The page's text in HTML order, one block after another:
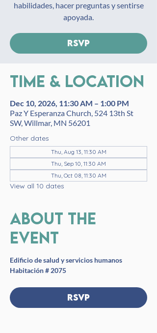
habilidades, hacer preguntas y sentirse
apoyada.
RSVP
Time & Location
Dec 10, 2026, 11:30 AM – 1:00 PM
Paz Y Esperanza Church, 524 13th St
SW, Willmar, MN 56201
Other dates
Thu, Aug 13, 11:30 AM
Thu, Sep 10, 11:30 AM
Thu, Oct 08, 11:30 AM
View all 10 dates
About the
event
Edificio de salud y servicios humanos
Habitación # 2075
RSVP